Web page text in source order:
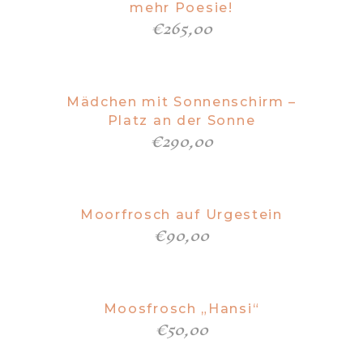
mehr Poesie!
€265,00
Mädchen mit Sonnenschirm –
Platz an der Sonne
€290,00
Moorfrosch auf Urgestein
€90,00
Moosfrosch „Hansi“
€50,00